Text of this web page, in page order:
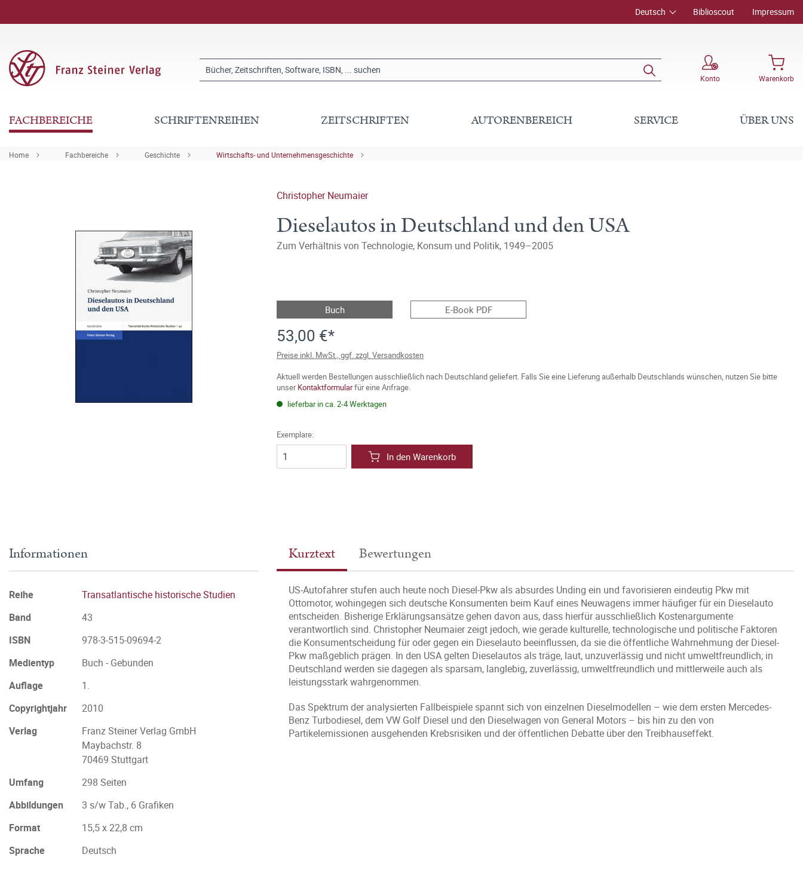
Deutsch Biblioscout Impressum
Konto Warenkorb
FACHBEREICHE SCHRIFTENREIHEN ZEITSCHRIFTEN AUTORENBEREICH SERVICE ÜBER UNS
Home Fachbereiche Geschichte Wirtschafts- und Unternehmensgeschichte
Christopher Neumaier
Dieselautos in Deutschland und den USA
Zum Verhältnis von Technologie, Konsum und Politik, 1949–2005
Buch E-Book PDF
53,00 €*
Preise inkl. MwSt., ggf. zzgl. Versandkosten
Aktuell werden Bestellungen ausschließlich nach Deutschland geliefert. Falls Sie eine Lieferung außerhalb Deutschlands wünschen, nutzen Sie bitte
unserKontaktformularfür eine Anfrage.
lieferbar in ca. 2-4 Werktagen
Exemplare:
In den Warenkorb
Kurztext Bewertungen
US-Autofahrer stufen auch heute noch Diesel-Pkw als absurdes Unding ein und favorisieren eindeutig Pkw mit
Ottomotor, wohingegen sich deutsche Konsumenten beim Kauf eines Neuwagens immer häufiger für ein Dieselauto
entscheiden. Bisherige Erklärungsansätze gehen davon aus, dass hierfür ausschließlich Kostenargumente
verantwortlich sind. Christopher Neumaier zeigt jedoch, wie gerade kulturelle, technologische und politische Faktoren
die Konsumentscheidung für oder gegen ein Dieselauto beeinflussen, da sie die öffentliche Wahrnehmung der Diesel-
Pkw maßgeblich prägen. In den USA gelten Dieselautos als träge, laut, unzuverlässig und nicht umweltfreundlich; in
Deutschland werden sie dagegen als sparsam, langlebig, zuverlässig, umweltfreundlich und mittlerweile auch als
leistungsstark wahrgenommen.
Das Spektrum der analysierten Fallbeispiele spannt sich von einzelnen Dieselmodellen – wie dem ersten Mercedes-
Benz Turbodiesel, dem VW Golf Diesel und den Dieselwagen von General Motors – bis hin zu den von
Partikelemissionen ausgehenden Krebsrisiken und der öffentlichen Debatte über den Treibhauseffekt.
Informationen
Reihe
Transatlantische historische Studien
Band
43
ISBN
978-3-515-09694-2
Medientyp
Buch - Gebunden
Auflage
1.
Copyrightjahr
2010
Verlag
Franz Steiner Verlag GmbH
Maybachstr. 8
70469 Stuttgart
Umfang
298 Seiten
Abbildungen
3 s/w Tab., 6 Grafiken
Format
15,5 x 22,8 cm
Sprache
Deutsch